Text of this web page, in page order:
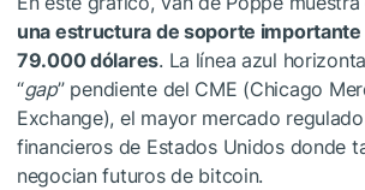
una estructura de soporte
79.000 dólares. La línea azul
“gap” pendiente del CME (Chicago
Exchange), el mayor mercado
financieros de Estados Unidos donde
negocian futuros de bitcoin.